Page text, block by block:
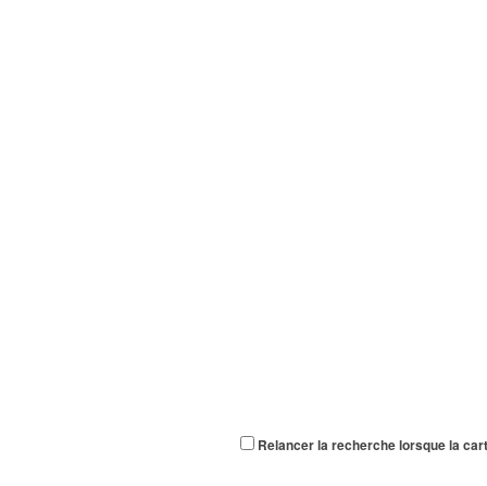
Relancer la recherche lorsque la